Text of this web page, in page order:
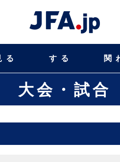
る する 関
大会・試合